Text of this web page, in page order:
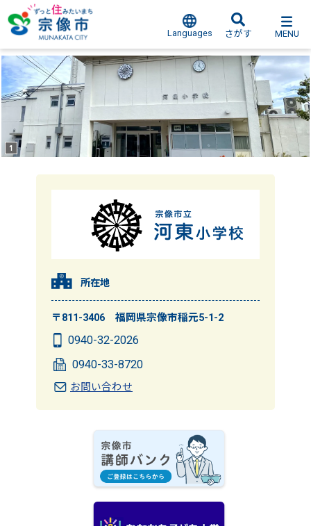
Languages さがす MENU
所在地
〒811-3406 福岡県宗像市稲元5-1-2
0940-32-2026
0940-33-8720
お問い合わせ